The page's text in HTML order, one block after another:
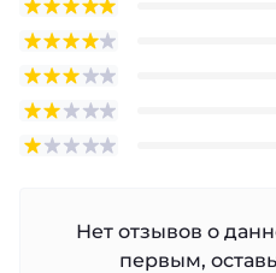
Нет отзывов о
первым,